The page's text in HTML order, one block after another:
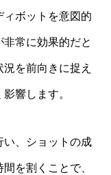
ィボットを意図的
常に効果的だと
を前向きに捉え
響します。
い、ショットの成
を割くことで、